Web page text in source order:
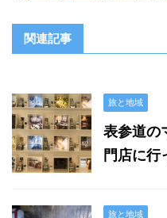
関連記事
旅と地域
表参道の
門店に行
旅と地域